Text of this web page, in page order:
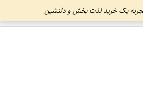
تجربه یک خرید لذت بخش و دلنشین